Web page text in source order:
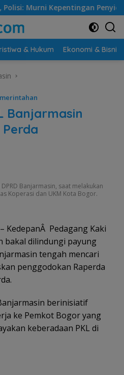
Jalan
& Hukum Ekonomi & Bisnis
Banjarmasin
Banjarmasin, saat melakukan
Koperasi dan UKM Kota Bogor.
KedepanÂ Pedagang Kaki
bakal dilindungi payung
tengah mencari
penggodokan Raperda
berinisiatif
ke Pemkot Bogor yang
keberadaan PKL di